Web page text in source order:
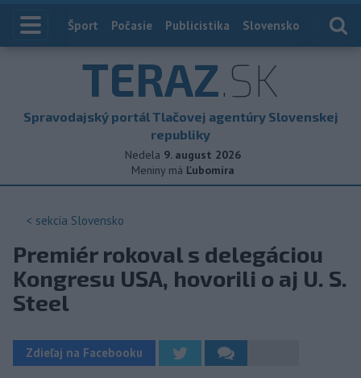
Index
Šport Počasie Publicistika Slovensko
TERAZ.SK
Spravodajský portál Tlačovej agentúry Slovenskej
republiky
Nedela 9. august 2026
Meniny má Ľubomíra
< sekcia Slovensko
Premiér rokoval s delegáciou
Kongresu USA, hovorili o aj U. S.
Steel
Zdieľaj na Facebooku